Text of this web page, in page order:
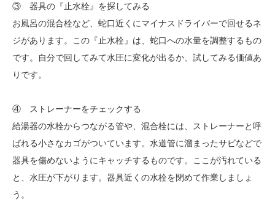
③ 器具の『止水栓』を探してみる
お風呂の混合栓など、蛇口近くにマイナスドライバーで回せるネ
ジがあります。この『止水栓』は、蛇口への水量を調整するもの
です。自分で回してみて水圧に変化が出るか、試してみる価値あ
りです。
④ ストレーナーをチェックする
給湯器の水栓からつながる管や、混合栓には、ストレーナーと呼
ばれる小さなカゴがついています。水道管に溜まったサビなどで
器具を傷めないようにキャッチするものです。ここが汚れている
と、水圧が下がります。器具近くの水栓を閉めて作業しましょ
う。